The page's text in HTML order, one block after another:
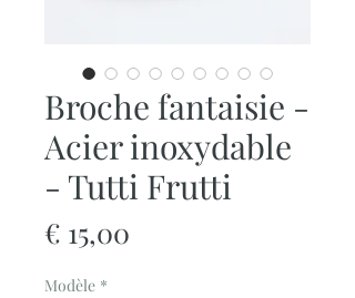
Broche fantaisie -
Acier inoxydable
- Tutti Frutti
€ 15,00
Modèle *